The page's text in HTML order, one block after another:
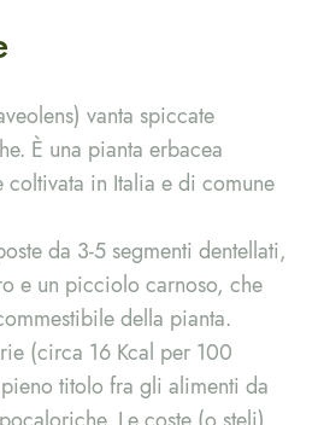
vanta spiccate
È una pianta erbacea
coltivata in Italia e di comune
da 3-5 segmenti dentellati,
e un picciolo carnoso, che
della pianta.
(circa 16 Kcal per 100
titolo fra gli alimenti da